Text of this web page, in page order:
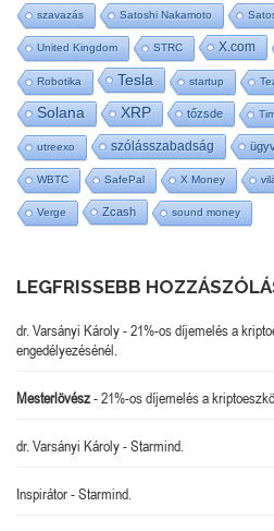
szavazás Satoshi Nakamoto
United Kingdom STRC X.com
Robotika Tesla startup
Solana XRP tőzsde
utreexo szólásszabadság
WBTC SafePal X Money
Verge Zcash sound money
LEGFRISSEBB
dr. Varsányi Károly-21%-os díjemelés a
engedélyezésénél.
Mesterlövész-21%-os díjemelés a
dr. Varsányi Károly-Starmind.
Inspirátor-Starmind.